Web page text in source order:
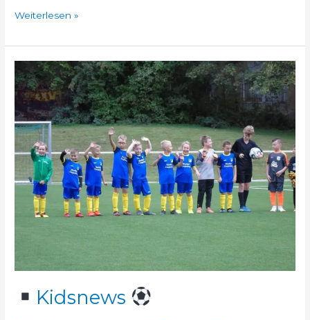
Weiterlesen »
Kidsnews
Kidsnews